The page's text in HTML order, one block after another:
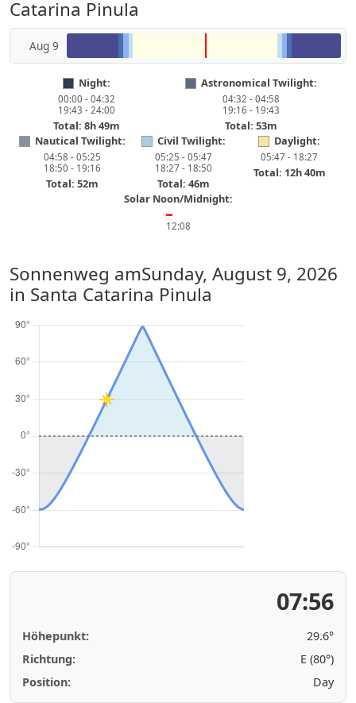
Catarina Pinula
Aug 9
Night:
00:00 - 04:32
19:43 - 24:00
Total: 8h 49m
Astronomical Twilight:
04:32 - 04:58
19:16 - 19:43
Total: 53m
Nautical Twilight:
04:58 - 05:25
18:50 - 19:16
Total: 52m
Civil Twilight:
05:25 - 05:47
18:27 - 18:50
Total: 46m
Daylight:
05:47 - 18:27
Total: 12h 40m
Solar Noon/Midnight:
━
12:08
Sonnenweg amSunday, August 9, 2026
in Santa Catarina Pinula
07:56
Höhepunkt:
29.6°
Richtung:
E (80°)
Position:
Day